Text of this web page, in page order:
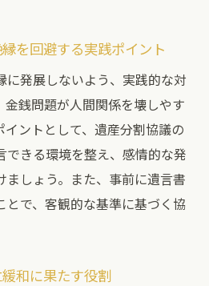
を回避する実践ポイント
に発展しないよう、実践的な対
銭問題が人間関係を壊しやす
イントとして、遺産分割協議の
できる環境を整え、感情的な発
しょう。また、事前に遺言書
とで、客観的な基準に基づく協
和に果たす役割